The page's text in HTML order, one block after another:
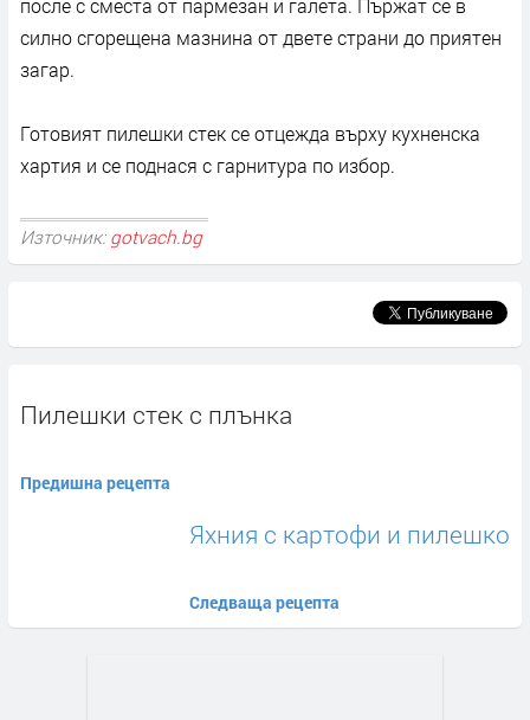
после с сместа от пармезан и галета. Пържат се в
силно сгорещена мазнина от двете страни до приятен
загар.
Готовият пилешки стек се отцежда върху кухненска
хартия и се поднася с гарнитура по избор.
Източник: gotvach.bg
Пилешки стек с плънка
Предишна рецепта
Яхния с картофи и пилешко
Следваща рецепта